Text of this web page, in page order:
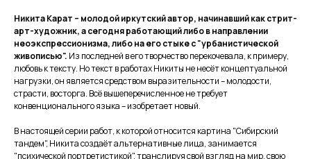
Никита Карат – молодой иркутский автор, начинавший как стрит-
арт-художник, а сегодня работающий либо в направлении
неоэкспрессионизма, либо на его стыке с "урбанистической
живописью". Из последней в его творчество перекочевала, к примеру,
любовь к тексту. Но текст в работах Никиты не несёт концептуальной
нагрузки, он является средством выразительности – молодости,
страсти, восторга. Всё вышеперечисленное не требует
конвенционального языка – изобретает новый.
В настоящей серии работ, к которой относится картина "Сибирский
тандем", Никита создаёт альтернативные лица, занимается
"психической портретистикой", транслируя свой взгляд на мир, свою